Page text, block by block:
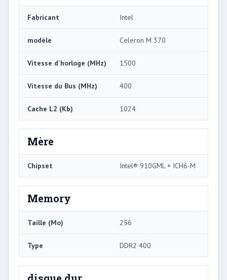
Fabricant Intel
modèle Celeron M 370
Vitesse d'horloge (MHz) 1500
Vitesse du Bus (MHz) 400
Cache L2 (Kb) 1024
Mère
Chipset Intel® 910GML + ICH6-M
Memory
Taille (Mo) 256
Type DDR2 400